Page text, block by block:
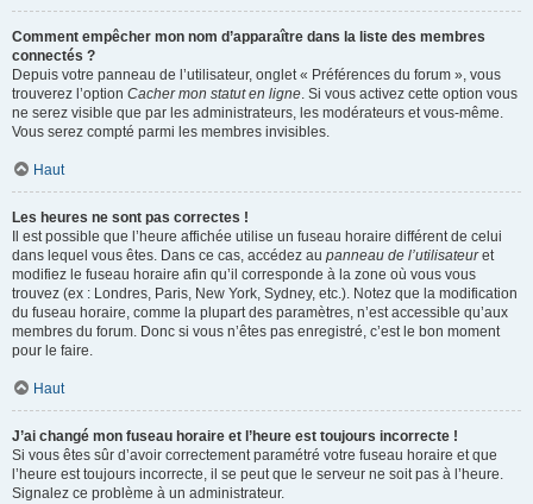
Comment empêcher mon nom d’apparaître dans la liste des membres
connectés ?
Depuis votre panneau de l’utilisateur, onglet « Préférences du forum », vous
trouverez l’option Cacher mon statut en ligne. Si vous activez cette option vous
ne serez visible que par les administrateurs, les modérateurs et vous-même.
Vous serez compté parmi les membres invisibles.
Haut
Les heures ne sont pas correctes !
Il est possible que l’heure affichée utilise un fuseau horaire différent de celui
dans lequel vous êtes. Dans ce cas, accédez au panneau de l’utilisateuret
modifiez le fuseau horaire afin qu’il corresponde à la zone où vous vous
trouvez (ex : Londres, Paris, New York, Sydney, etc.). Notez que la modification
du fuseau horaire, comme la plupart des paramètres, n’est accessible qu’aux
membres du forum. Donc si vous n’êtes pas enregistré, c’est le bon moment
pour le faire.
Haut
J’ai changé mon fuseau horaire et l’heure est toujours incorrecte !
Si vous êtes sûr d’avoir correctement paramétré votre fuseau horaire et que
l’heure est toujours incorrecte, il se peut que le serveur ne soit pas à l’heure.
Signalez ce problème à un administrateur.